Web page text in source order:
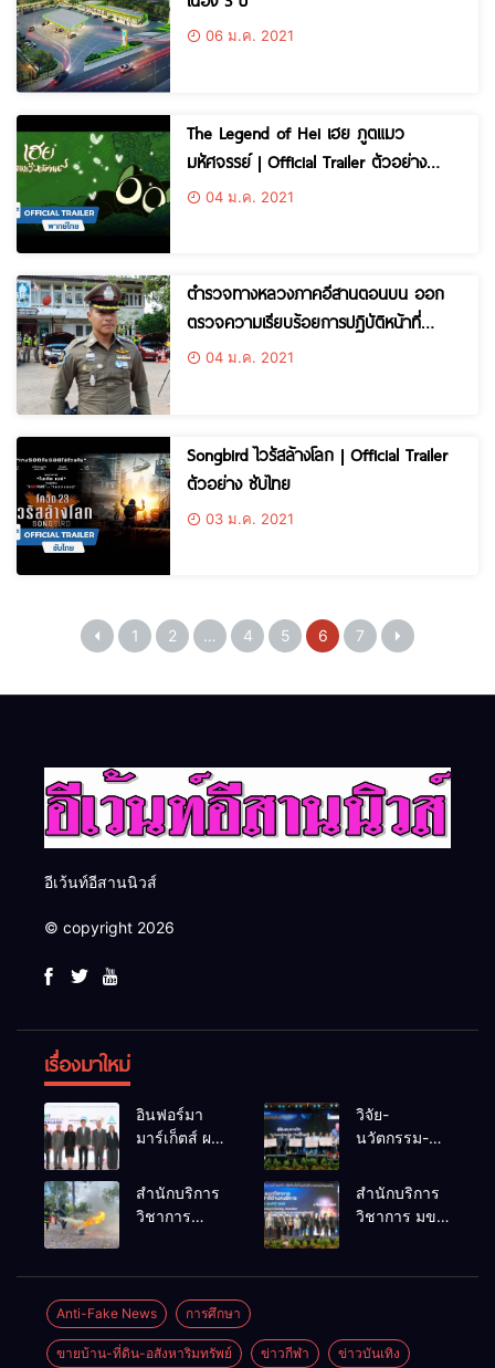
06 ม.ค. 2021
The Legend of Hei เฮย ภูตแมว
มหัศจรรย์​ | Official Trailer ตัวอย่าง
เสียงไทย
04 ม.ค. 2021
ตำรวจทางหลวงภาคอีสานตอนบน ออก
ตรวจความเรียบร้อยการปฏิบัติหน้าที่
ตำรวจทางหลวงทั้ง 5 สถานี
04 ม.ค. 2021
Songbird ไวรัสล้างโลก | Official Trailer
ตัวอย่าง ซับไทย
03 ม.ค. 2021
1 2 … 4 5 6 7
อีเว้นท์อีสานนิวส์
© copyright 2026
เรื่องมาใหม่
อินฟอร์มา
มาร์เก็ตส์ ผนึก
ธุรกิจท่อง
เที่ยว-บริการ
Thailand
2026 เชื่อม 4
งานใหญ่
สร้างโอกาส
วิจัย-
นวัตกรรม-
คือโอกาสใหม่
ของคนพิการ
เศรษฐกิจ
สำนักบริการ
วิชาการ
เพลิงขั้นต้น”
ยกระดับ
ศักยภาพเจ้า
สำนักบริการ
วิชาการ มข.
เวทีระดับชาติ
Anti-Fake News การศึกษา
ขายบ้าน-ที่ดิน-อสังหาริมทรัพย์ ข่าวกีฬา ข่าวบันเทิง